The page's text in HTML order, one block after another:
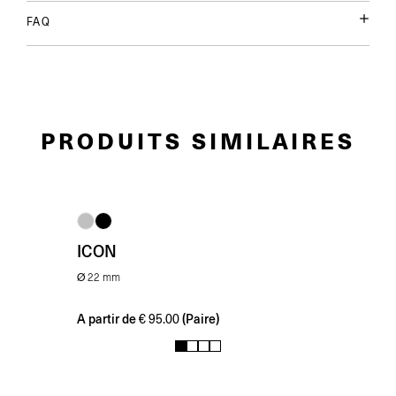
FAQ
PRODUITS SIMILAIRES
ICON
Ø 22 mm
A partir de €95.00 (Paire)
1 2 3 4